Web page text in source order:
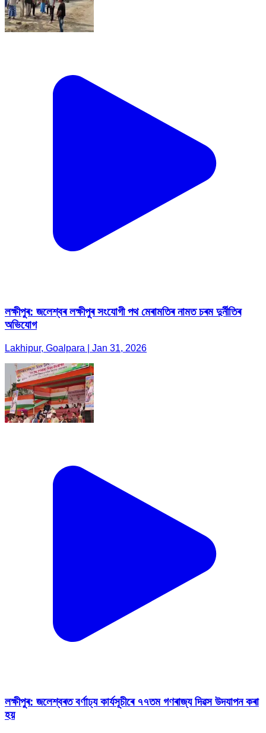
লক্ষীপুৰ: জলেশ্বৰ লক্ষীপুৰ সংযোগী পথ মেৰামতিৰ নামত চৰম দুৰ্নীতিৰ
অভিযোগ
Lakhipur, Goalpara | Jan 31, 2026
লক্ষীপুৰ: জলেশ্বৰত বৰ্ণাঢ্য কাৰ্যসূচীৰে ৭৭তম গণৰাজ্য দিৱস উদযাপন কৰা
হয়